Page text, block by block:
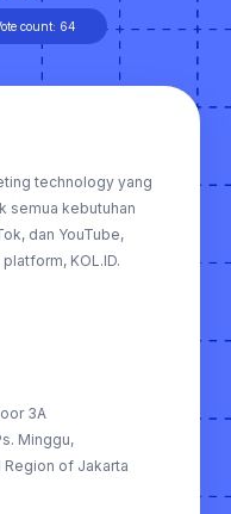
count: 64
technology yang
semua kebutuhan
dan YouTube,
KOL.ID.
3A
Minggu,
Region of Jakarta